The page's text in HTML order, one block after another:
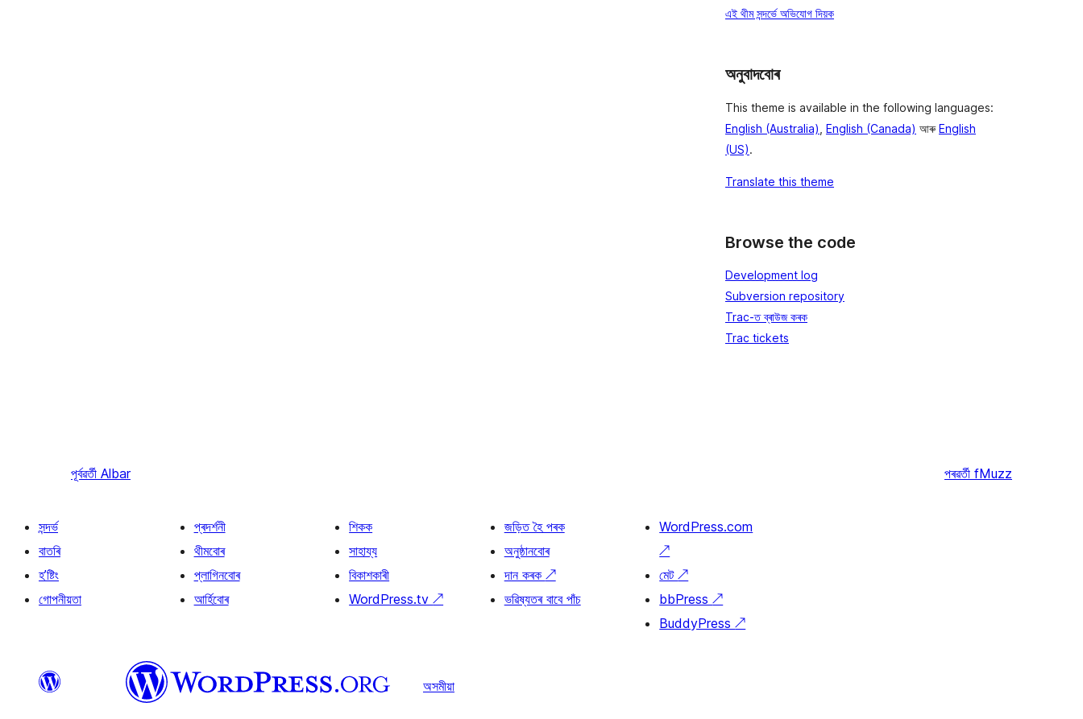
এই থীম সন্দৰ্ভে অভিযোগ দিয়ক
অনুবাদবোৰ
This theme is available in the following languages:
English (Australia) English (Canada) আৰুEnglish
(US).
Translate this theme
Browse the code
Development log
Subversion repository
Trac-ত ব্ৰাউজ কৰক
Trac tickets
পূৰ্বৱৰ্তী Albar পৰৱৰ্তী fMuzz
সন্দৰ্ভ
বাতৰি
হ’ষ্টিং
গোপনীয়তা
প্ৰদৰ্শনী
থীমবোৰ
প্লাগিনবোৰ
আৰ্হিবোৰ
শিকক
সাহায্য
বিকাশকাৰী
WordPress.tv↗
জড়িত হৈ পৰক
অনুষ্ঠানবোৰ
দান কৰক ↗
ভৱিষ্যতৰ বাবে পাঁচ
WordPress.com
↗
মেট↗
bbPress↗
BuddyPress↗
অসমীয়া